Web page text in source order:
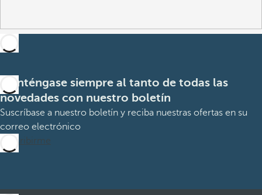
Manténgase siempre al tanto de todas las
novedades con nuestro boletín
Suscríbase a nuestro boletín y reciba nuestras ofertas en su
correo electrónico
Suscribirme